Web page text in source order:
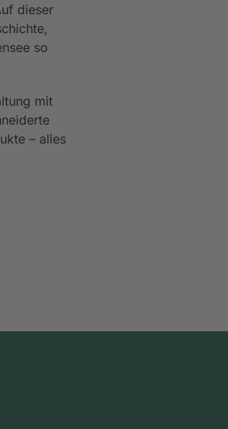
dieser
so
mit
– alles